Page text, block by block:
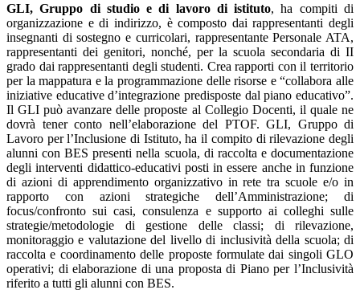
GLI, Gruppo di studio e di lavoro di istituto, ha compiti di
organizzazione e di indirizzo, è composto dai rappresentanti degli
insegnanti di sostegno e curricolari, rappresentante Personale ATA,
rappresentanti dei genitori, nonché, per la scuola secondaria di II
grado dai rappresentanti degli studenti. Crea rapporti con il territorio
per la mappatura e la programmazione delle risorse e “collabora alle
iniziative educative d’integrazione predisposte dal piano educativo”.
Il GLI può avanzare delle proposte al Collegio Docenti, il quale ne
dovrà tener conto nell’elaborazione del PTOF. GLI, Gruppo di
Lavoro per l’Inclusione di Istituto, ha il compito di rilevazione degli
alunni con BES presenti nella scuola, di raccolta e documentazione
degli interventi didattico-educativi posti in essere anche in funzione
di azioni di apprendimento organizzativo in rete tra scuole e/o in
rapporto con azioni strategiche dell’Amministrazione; di
focus/confronto sui casi, consulenza e supporto ai colleghi sulle
strategie/metodologie di gestione delle classi; di rilevazione,
monitoraggio e valutazione del livello di inclusività della scuola; di
raccolta e coordinamento delle proposte formulate dai singoli GLO
operativi; di elaborazione di una proposta di Piano per l’Inclusività
riferito a tutti gli alunni con BES.